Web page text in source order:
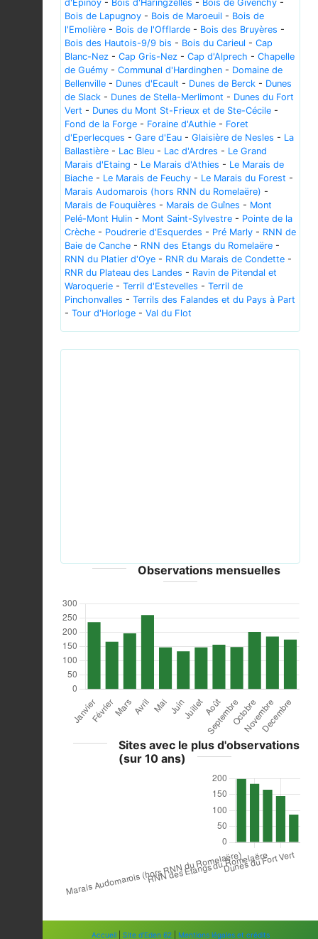
d'Epinoy - Bois d'Haringzelles - Bois de Givenchy -
Bois de Lapugnoy - Bois de Maroeuil - Bois de
l'Emolière - Bois de l'Offlarde - Bois des Bruyères -
Bois des Hautois-9/9 bis - Bois du Carieul - Cap
Blanc-Nez - Cap Gris-Nez - Cap d'Alprech - Chapelle
de Guémy - Communal d'Hardinghen - Domaine de
Bellenville - Dunes d'Ecault - Dunes de Berck - Dunes
de Slack - Dunes de Stella-Merlimont - Dunes du Fort
Vert - Dunes du Mont St-Frieux et de Ste-Cécile -
Fond de la Forge - Foraine d'Authie - Foret
d'Eperlecques - Gare d'Eau - Glaisière de Nesles - La
Ballastière - Lac Bleu - Lac d'Ardres - Le Grand
Marais d'Etaing - Le Marais d'Athies - Le Marais de
Biache - Le Marais de Feuchy - Le Marais du Forest -
Marais Audomarois (hors RNN du Romelaëre) -
Marais de Fouquières - Marais de Guînes - Mont
Pelé-Mont Hulin - Mont Saint-Sylvestre - Pointe de la
Crèche - Poudrerie d'Esquerdes - Pré Marly - RNN de
Baie de Canche - RNN des Etangs du Romelaëre -
RNN du Platier d'Oye - RNR du Marais de Condette -
RNR du Plateau des Landes - Ravin de Pitendal et
Waroquerie - Terril d'Estevelles - Terril de
Pinchonvalles - Terrils des Falandes et du Pays à Part
- Tour d'Horloge - Val du Flot
Observations mensuelles
Sites avec le plus d'observations
(sur 10 ans)
Accueil| Site d'Eden 62| Mentions légales et crédits